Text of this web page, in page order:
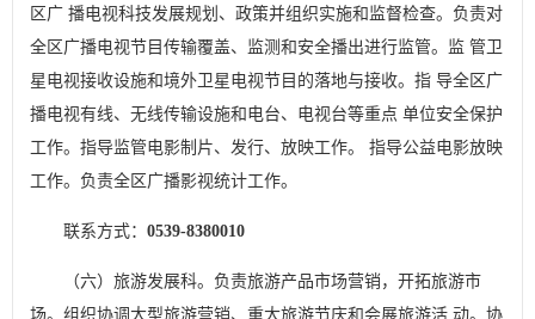
区广 播电视科技发展规划、政策并组织实施和监督检查。负责对
全区广播电视节目传输覆盖、监测和安全播出进行监管。监 管卫
星电视接收设施和境外卫星电视节目的落地与接收。指 导全区广
播电视有线、无线传输设施和电台、电视台等重点 单位安全保护
工作。指导监管电影制片、发行、放映工作。 指导公益电影放映
工作。负责全区广播影视统计工作。
联系方式：0539-8380010
（六）旅游发展科。负责旅游产品市场营销，开拓旅游市
场。组织协调大型旅游营销、重大旅游节庆和会展旅游活 动。协